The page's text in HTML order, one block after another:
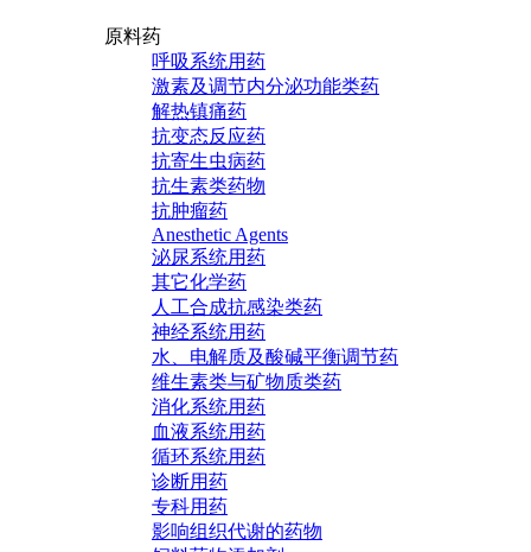
原料药
呼吸系统用药
激素及调节内分泌功能类药
解热镇痛药
抗变态反应药
抗寄生虫病药
抗生素类药物
抗肿瘤药
Anesthetic Agents
泌尿系统用药
其它化学药
人工合成抗感染类药
神经系统用药
水、电解质及酸碱平衡调节药
维生素类与矿物质类药
消化系统用药
血液系统用药
循环系统用药
诊断用药
专科用药
影响组织代谢的药物